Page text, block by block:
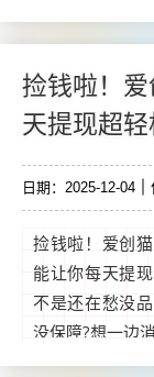
绿色长久项目
价，永久零抽
式。全自动点
单一斗米挂机
流社交媒体平
频号、抖音、
微博和哔哩。...
捡钱啦！
天提现超轻
日期：2025-12-04
捡钱啦！爱创
能让你每天提
不是还在愁没
没保障?想一边
AI 创作变现，